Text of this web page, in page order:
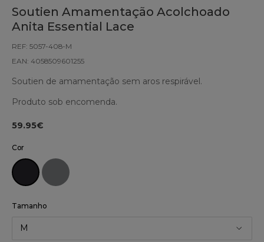
Soutien Amamentação Acolchoado
Anita Essential Lace
REF: 5057-408-M
EAN: 4058509601255
Soutien de amamentação sem aros respirável.
Produto sob encomenda.
59.95€
Cor
Tamanho
M